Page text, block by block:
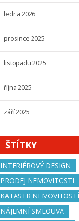
ledna 2026
prosince 2025
listopadu 2025
října 2025
září 2025
ŠTÍTKY
INTERIÉROVÝ DESIGN
PRODEJ NEMOVITOSTI
KATASTR NEMOVITOSTÍ
NÁJEMNÍ SMLOUVA